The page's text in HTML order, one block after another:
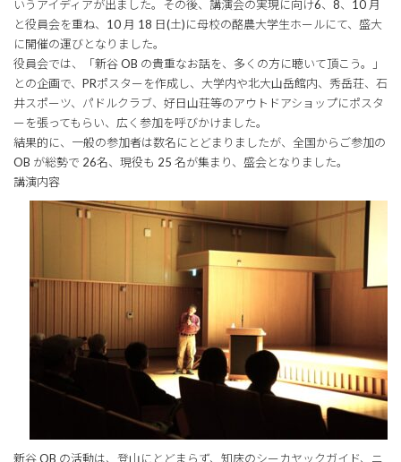
いうアイディアが出ました。その後、講演会の実現に向け6、8、10 月
と役員会を重ね、10 月 18 日(土)に母校の酪農大学生ホールにて、盛大
に開催の運びとなりました。
役員会では、「新谷 OB の貴重なお話を、多くの方に聴いて頂こう。」
との企画で、PRポスターを作成し、大学内や北大山岳館内、秀岳荘、石
井スポーツ、パドルクラブ、好日山荘等のアウトドアショップにポスタ
ーを張ってもらい、広く参加を呼びかけました。
結果的に、一般の参加者は数名にとどまりましたが、全国からご参加の
OB が総勢で 26名、現役も 25 名が集まり、盛会となりました。
講演内容
新谷 OB の活動は、登山にとどまらず、知床のシーカヤックガイド、ニ